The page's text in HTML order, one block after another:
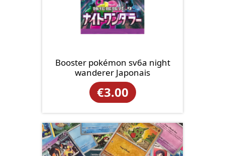
Booster pokémon sv6a night
wanderer Japonais
€3.00